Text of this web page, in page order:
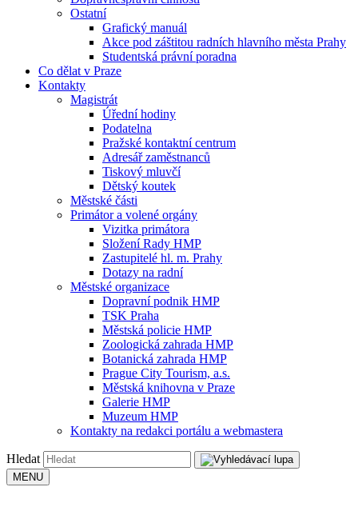
Ostatní
Grafický manuál
Akce pod záštitou radních hlavního města Prahy
Studentská právní poradna
Co dělat v Praze
Kontakty
Magistrát
Úřední hodiny
Podatelna
Pražské kontaktní centrum
Adresář zaměstnanců
Tiskový mluvčí
Dětský koutek
Městské části
Primátor a volené orgány
Vizitka primátora
Složení Rady HMP
Zastupitelé hl. m. Prahy
Dotazy na radní
Městské organizace
Dopravní podnik HMP
TSK Praha
Městská policie HMP
Zoologická zahrada HMP
Botanická zahrada HMP
Prague City Tourism, a.s.
Městská knihovna v Praze
Galerie HMP
Muzeum HMP
Kontakty na redakci portálu a webmastera
Hledat
MENU